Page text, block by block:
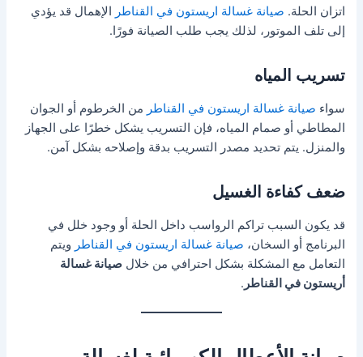
اتزان الحلة. صيانة غسالة اريستون في القناطر الإهمال قد يؤدي
إلى تلف الموتور، لذلك يجب طلب الصيانة فورًا.
تسريب المياه
سواء صيانة غسالة اريستون في القناطر من الخرطوم أو الجوان
المطاطي أو صمام المياه، فإن التسريب يشكل خطرًا على الجهاز
والمنزل. يتم تحديد مصدر التسريب بدقة وإصلاحه بشكل آمن.
ضعف كفاءة الغسيل
قد يكون السبب تراكم الرواسب داخل الحلة أو وجود خلل في
البرنامج أو السخان، صيانة غسالة اريستون في القناطر ويتم
التعامل مع المشكلة بشكل احترافي من خلالصيانة غسالة
أريستون في القناطر .